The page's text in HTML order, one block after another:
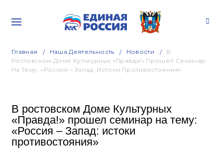
Главная Наша Деятельность Новости
В
Ростовском Доме Культурных «Правда!» Прошел Семинар
На Тему: «Россия – Запад: Истоки Противостояния»
В ростовском Доме Культурных
«Правда!» прошел семинар на тему:
«Россия – Запад: истоки
противостояния»